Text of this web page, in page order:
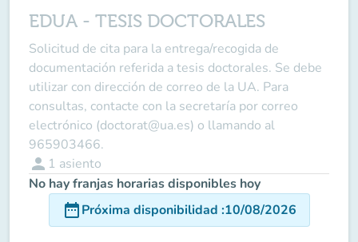
EDUA - TESIS DOCTORALES
Solicitud de cita para la entrega/recogida de
documentación referida a tesis doctorales. Se debe
utilizar con dirección de correo de la UA. Para
consultas, contacte con la secretaría por correo
electrónico (doctorat@ua.es) o llamando al
965903466.
person 1 asiento
No hay franjas horarias disponibles hoy
date_rangePróxima disponibilidad :10/08/2026